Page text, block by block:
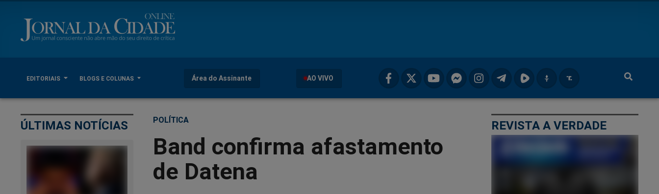
EDITORIAIS BLOGS E COLUNAS Área do Assinante AO VIVO
ÚLTIMAS NOTÍCIAS POLÍTICA
Band confirma afastamento
de Datena
REVISTA A VERDADE